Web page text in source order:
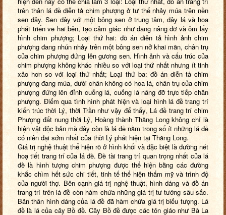
trên thân lá đề diễn tả chim phượng ở tư thế nhảy múa trên nền
sen dây. Sen dây với một bông sen ở trung tâm, dây lá và hoa
phát triển về hai bên, tạo cảm giác như đang nâng đỡ và ôm lấy
hình chim phượng; Loại thứ hai: đồ án diễn tả hình ảnh chim
phượng đang nhún nhảy trên một bông sen nở khai mãn, chân trụ
của chim phượng đứng lên gương sen. Hình ảnh và cấu trúc của
chim phượng không khác nhiều so với loại thứ nhất nhưng ít tinh
xảo hơn so với loại thứ nhất; Loại thứ ba: đồ án diễn tả chim
phượng đang múa, dưới chân không có hoa lá, chân trụ của chim
phượng đứng lên đỉnh cuống lá, cuống lá nâng đỡ trực tiếp chân
phượng. Điểm qua tình hình phát hiện và loại hình lá đề trang trí
kiến trúc thời Lý, thời Trần như vậy để thấy, Lá đề trang trí chim
Phượng đất nung thời Lý, Hoàng thành Thăng Long không chỉ là
hiện vật độc bản mà đây còn là lá đề nằm trong số ít những lá đề
có niên đại sớm nhất của thời Lý phát hiện tại Thăng Long.
Giá trị nghệ thuật thể hiện rõ ở hình khối và đặc biệt là đường nét
hoạ tiết trang trí của lá đề. Đề tài trang trí quan trọng nhất của lá
đề là hình tượng chim phượng được thể hiện bằng các đường
khắc chìm hết sức chi tiết, tinh tế thể hiện thẩm mỹ và trình độ
của người thợ. Bên cạnh giá trị nghệ thuật, hình dáng và đồ án
trang trí trên lá đề còn hàm chứa những giá trị tư tưởng sâu sắc.
Bản thân hình dáng của lá đề đã hàm chứa giá trị biểu tượng. Lá
đề là lá của cây Bồ đề. Cây Bồ đề được các tôn giáo như Bà La